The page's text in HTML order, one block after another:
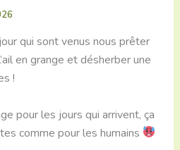
qui sont venus nous prêter
en grange et désherber une
!
pour les jours qui arrivent, ça
comme pour les humains